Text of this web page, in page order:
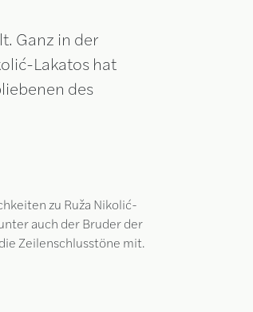
Ganz in der
Lakatos hat
des
zu Ruža Nikolić-
auch der Bruder der
Zeilenschlusstöne mit.